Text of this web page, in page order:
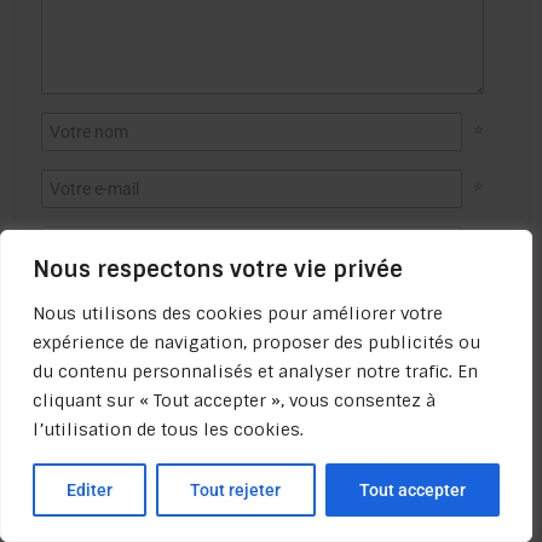
Nous respectons votre vie privée
Nous utilisons des cookies pour améliorer votre
expérience de navigation, proposer des publicités ou
du contenu personnalisés et analyser notre trafic. En
cliquant sur « Tout accepter », vous consentez à
l’utilisation de tous les cookies.
Editer Tout rejeter Tout accepter